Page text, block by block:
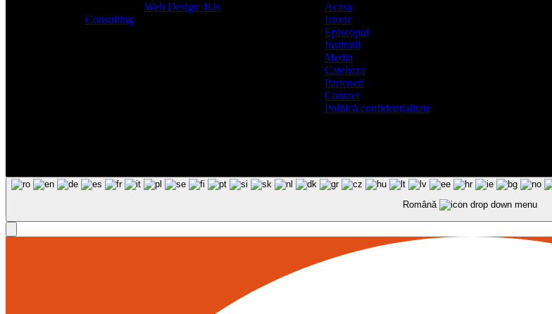
Web Design 4Us
Consulting|
Acasa
Istoric
Episcopul
Institutii
Media
Cateheza
Parteneri
Contact
Politică confidențialitate
Română